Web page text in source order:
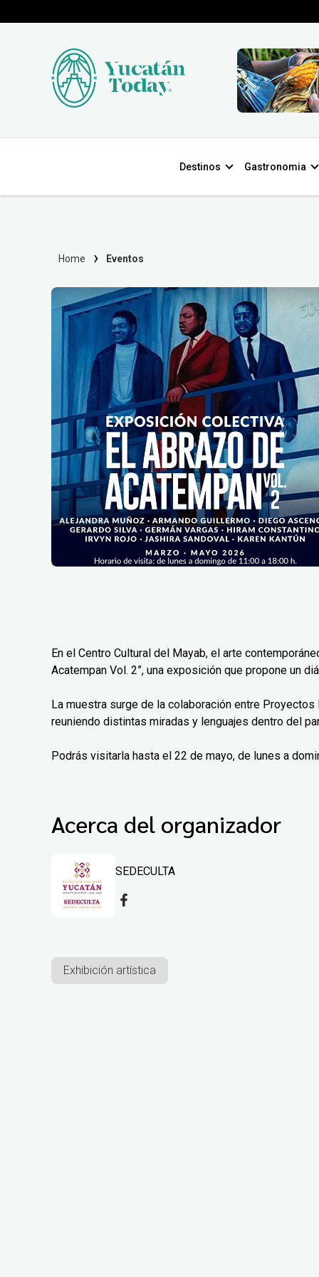
Destinos Gastronomia
Home Eventos
En el Centro Cultural del Mayab, el arte
Acatempan Vol. 2”, una exposición que propone un
La muestra surge de la colaboración entre
reuniendo distintas miradas y lenguajes dentro del
Podrás visitarla hasta el 22 de mayo, de lunes a
Acerca del organizador
SEDECULTA
Exhibición artística